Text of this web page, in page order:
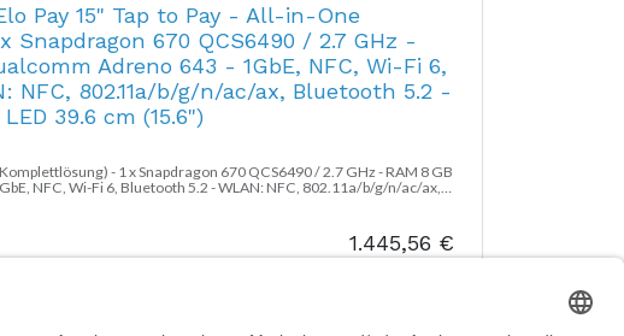
Pay 15" Tap to Pay - All-in-One
Snapdragon 670 QCS6490 / 2.7 GHz -
Adreno 643 - 1GbE, NFC, Wi-Fi 6,
NFC, 802.11a/b/g/n/ac/ax, Bluetooth 5.2 -
39.6 cm (15.6")
- 1 x Snapdragon 670 QCS6490 / 2.7 GHz - RAM 8 GB
NFC, Wi-Fi 6, Bluetooth 5.2 - WLAN: NFC, 802.11a/b/g/n/ac/ax,
39.6 cm (15.6") 1920 x 1080 (Full HD) @ 60 Hz Touchscreen -
1.445,56 €